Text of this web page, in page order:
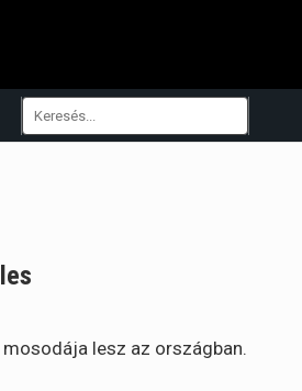
lesz az országban.